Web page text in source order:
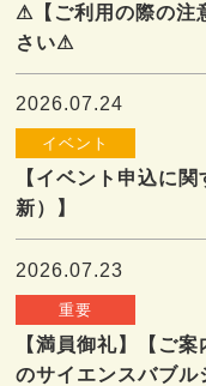
⚠【ご利用の際の注
さい⚠
2026.07.24
イベント
【イベント申込に
新）】
2026.07.23
重要
【満員御礼】【ご
のサイエンスバブル